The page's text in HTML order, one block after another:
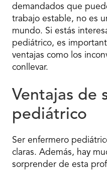
demandados que
trabajo estable, no es
mundo. Si estás
pediátrico, es
ventajas como los
conllevar.
Ventajas de
pediátrico
Ser enfermero
claras. Además, hay
sorprender de esta